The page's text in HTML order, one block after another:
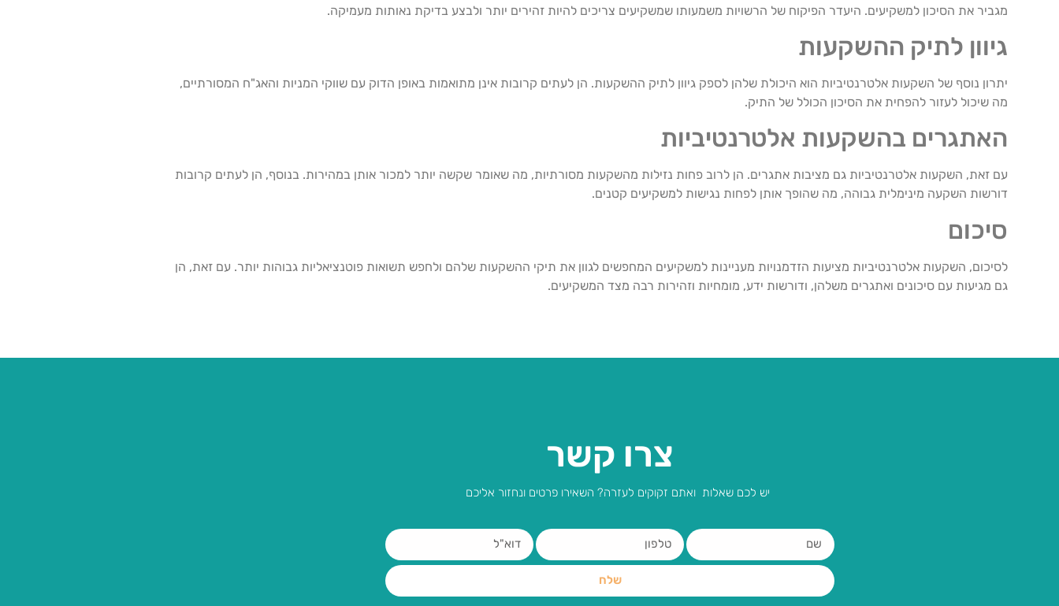
מגביר את הסיכון למשקיעים. היעדר הפיקוח של הרשויות משמעותו שמשקיעים צריכים להיות זהירים יותר ולבצע בדיקת נאותות מעמיקה.
גיוון לתיק ההשקעות
יתרון נוסף של השקעות אלטרנטיביות הוא היכולת שלהן לספק גיוון לתיק ההשקעות. הן לעתים קרובות אינן מתואמות באופן הדוק עם שווקי המניות והאג"ח המסורתיים,
מה שיכול לעזור להפחית את הסיכון הכולל של התיק.
האתגרים בהשקעות אלטרנטיביות
עם זאת, השקעות אלטרנטיביות גם מציבות אתגרים. הן לרוב פחות נזילות מהשקעות מסורתיות, מה שאומר שקשה יותר למכור אותן במהירות. בנוסף, הן לעתים קרובות
דורשות השקעה מינימלית גבוהה, מה שהופך אותן לפחות נגישות למשקיעים קטנים.
סיכום
לסיכום, השקעות אלטרנטיביות מציעות הזדמנויות מעניינות למשקיעים המחפשים לגוון את תיקי ההשקעות שלהם ולחפש תשואות פוטנציאליות גבוהות יותר. עם זאת, הן
גם מגיעות עם סיכונים ואתגרים משלהן, ודורשות ידע, מומחיות וזהירות רבה מצד המשקיעים.
צרו קשר
יש לכם שאלות ואתם זקוקים לעזרה? השאירו פרטים ונחזור אליכם
שלח